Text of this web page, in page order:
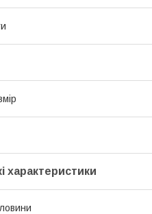
характеристики